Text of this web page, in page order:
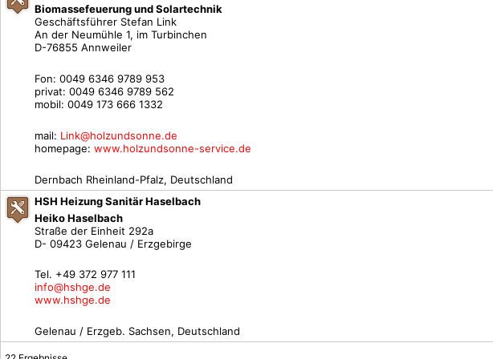
Biomassefeuerung und Solartechnik
Geschäftsführer Stefan Link
An der Neumühle 1, im Turbinchen
D-76855 Annweiler
Fon: 0049 6346 9789 953
privat: 0049 6346 9789 562
mobil: 0049 173 666 1332
mail: Link@holzundsonne.de
homepage: www.holzundsonne-service.de
Dernbach Rheinland-Pfalz, Deutschland
HSH Heizung Sanitär Haselbach
Heiko Haselbach
Straße der Einheit 292a
D- 09423 Gelenau / Erzgebirge
Tel. +49 372 977 111
info@hshge.de
www.hshge.de
Gelenau / Erzgeb. Sachsen, Deutschland